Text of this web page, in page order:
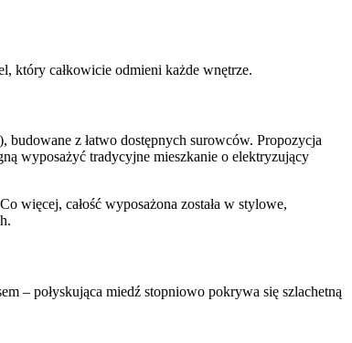
który całkowicie odmieni każde wnętrze.
z łatwo dostępnych surowców. Propozycja
wyposażyć tradycyjne mieszkanie o elektryzujący
więcej, całość wyposażona została w stylowe,
– połyskująca miedź stopniowo pokrywa się szlachetną